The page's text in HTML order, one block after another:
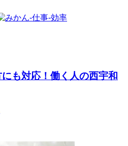
も対応！働く人の西宇和